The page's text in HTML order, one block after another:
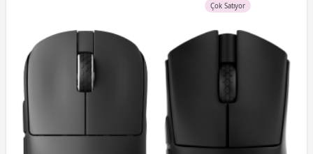
Çok Satıyor